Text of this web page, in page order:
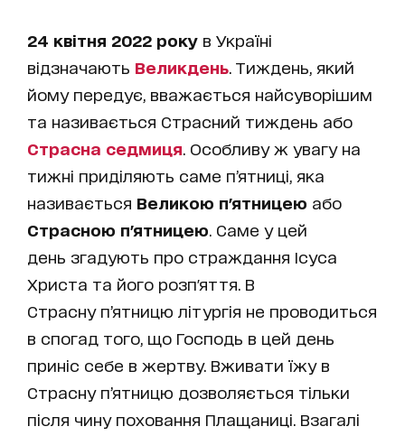
24 квітня 2022 року в Україні
відзначають Великдень . Тиждень, який
йому передує, вважається найсуворішим
та називається Страсний тиждень або
Страсна седмиця . Особливу ж увагу на
тижні приділяють саме п’ятниці, яка
називається Великою п'ятницею або
Страсною п'ятницею . Саме у цей
день згадують про страждання Ісуса
Христа та його розп'яття. В
Страсну п’ятницю літургія не проводиться
в спогад того, що Господь в цей день
приніс себе в жертву. Вживати їжу в
Страсну п’ятницю дозволяється тільки
після чину поховання Плащаниці. Взагалі